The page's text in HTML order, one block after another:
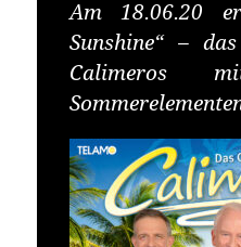
Am 18.06.20
Sunshine“ –
Calimeros